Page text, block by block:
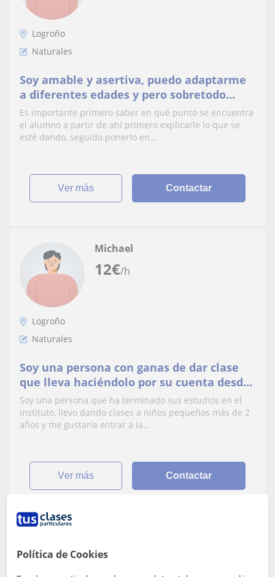
Logroño
Naturales
Soy amable y asertiva, puedo adaptarme
a diferentes edades y pero sobretodo
buena con los niños
Es importante primero saber en qué punto se encuentra
el alumno a partir de ahí primero explicarle lo que se
esté dando, seguido ponerlo en...
ver más Contactar
12€/h
Michael
Logroño
Naturales
Soy una persona con ganas de dar clase
que lleva haciéndolo por su cuenta desde
2018. Clases de todas las asignaturas de
primaria
Soy una persona que ha terminado sus estudios en el
instituto, llevo dando clases a niños pequeños más de 2
años y me gustaría entrar a la...
ver más Contactar
15
Política de Cookies